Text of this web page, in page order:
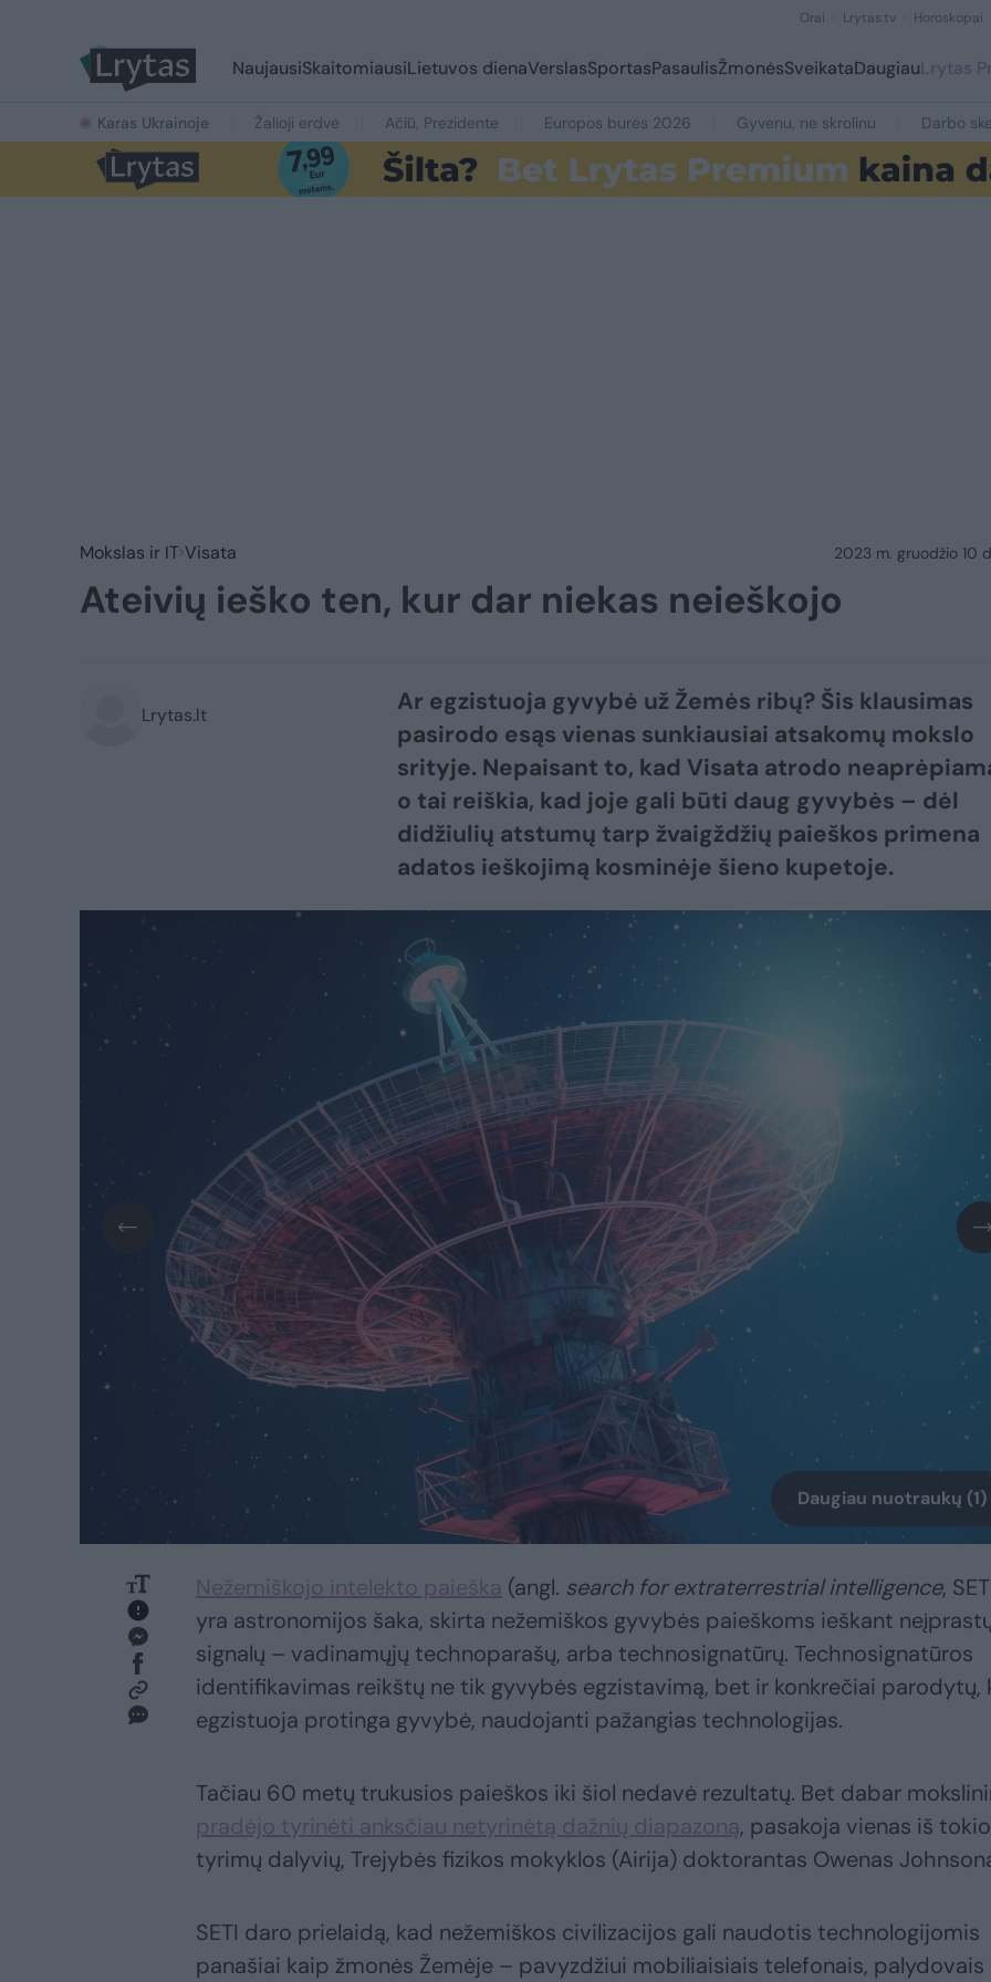
Orai Lrytas.tv Horoskopai
NaujausiSkaitomiausiLietuvos dienaVerslasSportasPasaulisŽmonėsSveikataDaugiauLrytas
Karas Ukrainoje Žalioji erdvė Ačiū, Prezidente Europos burės 2026 Gyvenu, ne skrolinu Darbo
Mokslas ir IT Visata 2023 m. gruodžio 10
Ateivių ieško ten, kur dar niekas neieškojo
Lrytas.lt
Ar egzistuoja gyvybė už Žemės ribų? Šis klausimas
pasirodo esąs vienas sunkiausiai atsakomų mokslo
srityje. Nepaisant to, kad Visata atrodo
o tai reiškia, kad joje gali būti daug gyvybės – dėl
didžiulių atstumų tarp žvaigždžių paieškos primena
adatos ieškojimą kosminėje šieno kupetoje.
Daugiau nuotraukų (1)
Nežemiškojo intelekto paieška (angl. search for extraterrestrial intelligence,
yra astronomijos šaka, skirta nežemiškos gyvybės paieškoms ieškant
signalų – vadinamųjų technoparašų, arba technosignatūrų. Technosignatūros
identifikavimas reikštų ne tik gyvybės egzistavimą, bet ir konkrečiai parodytų,
egzistuoja protinga gyvybė, naudojanti pažangias technologijas.
Tačiau 60 metų trukusios paieškos iki šiol nedavė rezultatų. Bet dabar
pradėjo tyrinėti anksčiau netyrinėtą dažnių diapazoną, pasakoja vienas iš tokio
tyrimų dalyvių, Trejybės fizikos mokyklos (Airija) doktorantas Owenas
SETI daro prielaidą, kad nežemiškos civilizacijos gali naudotis technologijomis
panašiai kaip žmonės Žemėje – pavyzdžiui mobiliaisiais telefonais, palydovais